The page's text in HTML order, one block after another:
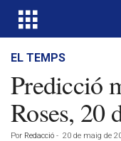
EL TEMPS
Predicció
Roses, 20
Por Redacció - 20 de maig de